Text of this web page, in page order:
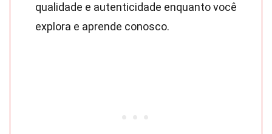
qualidade e autenticidade enquanto você
explora e aprende conosco.